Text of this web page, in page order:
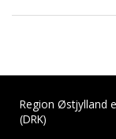
Region Østjylland
(DRK)